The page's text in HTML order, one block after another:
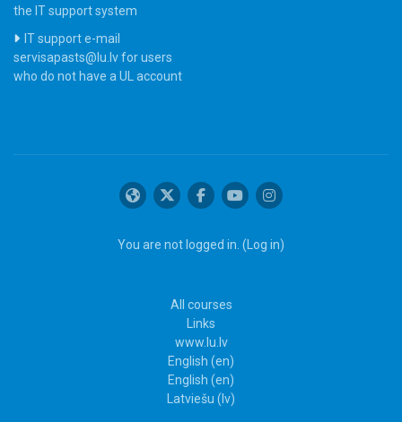
the IT support system
IT support e-mail
servisapasts@lu.lv for users
who do not have a UL account
You are not logged in. ( Log in)
All courses
Links
www.lu.lv
English ‎(en)‎
English ‎(en)‎
Latviešu ‎(lv)‎